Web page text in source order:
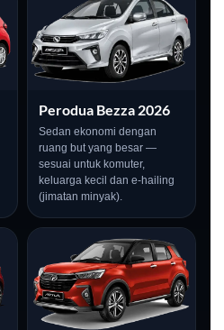
Perodua Bezza 2026
Sedan ekonomi dengan
ruang but yang besar —
sesuai untuk komuter,
keluarga kecil dan e-hailing
(jimatan minyak).